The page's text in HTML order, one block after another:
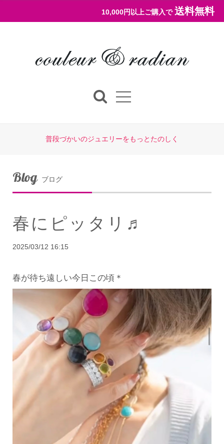
10,000円以上ご購入で 送料無料
普段づかいのジュエリーをもっとたのしく
Blog ブログ
春にピッタリ♬
2025/03/12 16:15
春が待ち遠しい今日この頃＊